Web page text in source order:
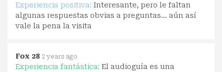
Experiencia positiva: Interesante, pero le faltan
algunas respuestas obvias a preguntas... aún así
vale la pena la visita
Fox 28 2 years ago
Experiencia fantástica: El audioguía es una